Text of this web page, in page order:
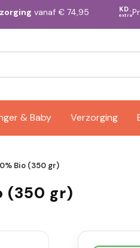
vanaf € 74,95 KD.
extra
& Baby Verzorging
Bio (350 gr)
(350 gr)